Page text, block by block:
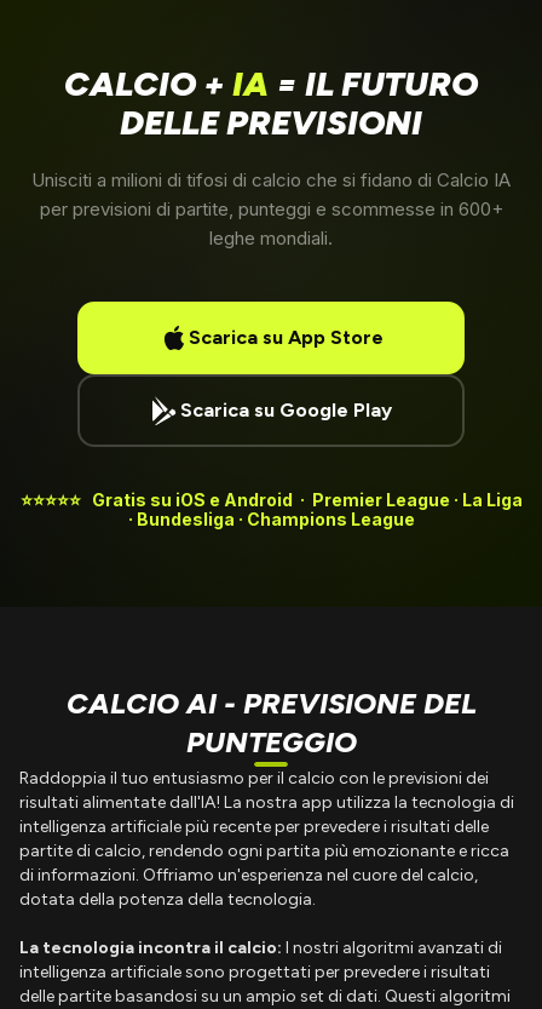
CALCIO + IA = IL FUTURO
DELLE PREVISIONI
Unisciti a milioni di tifosi di calcio che si fidano di Calcio IA
per previsioni di partite, punteggi e scommesse in 600+
leghe mondiali.
Scarica su App Store
Scarica su Google Play
⭐⭐⭐⭐⭐ Gratis su iOS e Android · Premier League · La Liga
· Bundesliga · Champions League
CALCIO AI - PREVISIONE DEL
PUNTEGGIO
Raddoppia il tuo entusiasmo per il calcio con le previsioni dei
risultati alimentate dall'IA! La nostra app utilizza la tecnologia di
intelligenza artificiale più recente per prevedere i risultati delle
partite di calcio, rendendo ogni partita più emozionante e ricca
di informazioni. Offriamo un'esperienza nel cuore del calcio,
dotata della potenza della tecnologia.
La tecnologia incontra il calcio: I nostri algoritmi avanzati di
intelligenza artificiale sono progettati per prevedere i risultati
delle partite basandosi su un ampio set di dati. Questi algoritmi